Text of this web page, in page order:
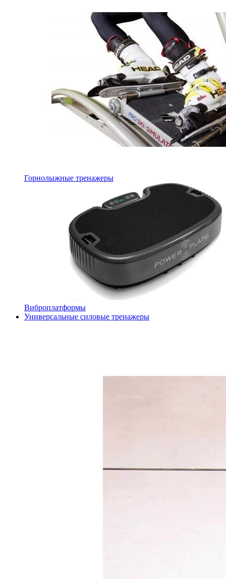
Горнолыжные тренажеры
Виброплатформы
Универсальные силовые тренажеры